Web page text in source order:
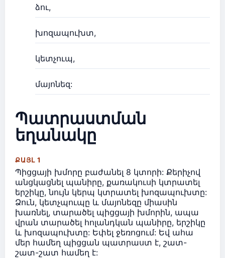
ձու,
խոզապուխտ,
կետչուպ,
մայոնեզ:
Պատրաստման
եղանակը
ՔԱՅԼ 1
Պիցցայի խմորը բաժանել 8 կտորի: Քերիչով
անցկացնել պանիրը, քառակուսի կտրատել
երշիկը, նույն կերպ կտրատել խոզապուխտը:
Ձուն, կետչպուպը և մայոնեզը միասին
խառնել, տարածել պիցցայի խմորին, ապա
վրան տարածել հոլանդկան պանիրը, երշիկը
և խոզապուխտը: Եփել ջեռոցում: Եվ ահա
մեր համեղ պիցցան պատրաստ է, շատ-
շատ-շատ համեղ է: